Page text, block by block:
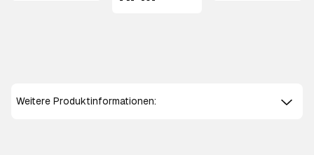
Weitere Produktinformationen: